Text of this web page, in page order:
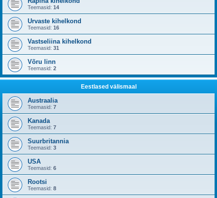
Teemasid: 14
Urvaste kihelkond
Teemasid: 16
Vastseliina kihelkond
Teemasid: 31
Võru linn
Teemasid: 2
Eestlased välismaal
Austraalia
Teemasid: 7
Kanada
Teemasid: 7
Suurbritannia
Teemasid: 3
USA
Teemasid: 6
Rootsi
Teemasid: 8